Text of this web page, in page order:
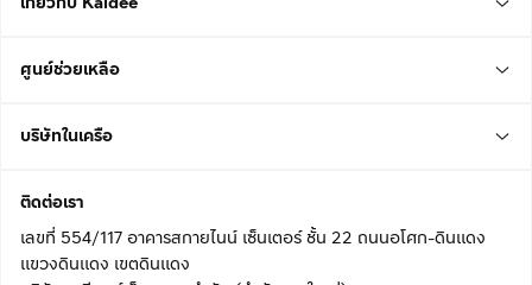
ศูนย์ช่วยเหลือ
บริษัทในเครือ
ติดต่อเรา
เลขที่ 554/117 อาคารสกายไนน์ เซ็นเตอร์ ชั้น 22 ถนนอโศก-ดินแดง
แขวงดินแดง เขตดินแดง